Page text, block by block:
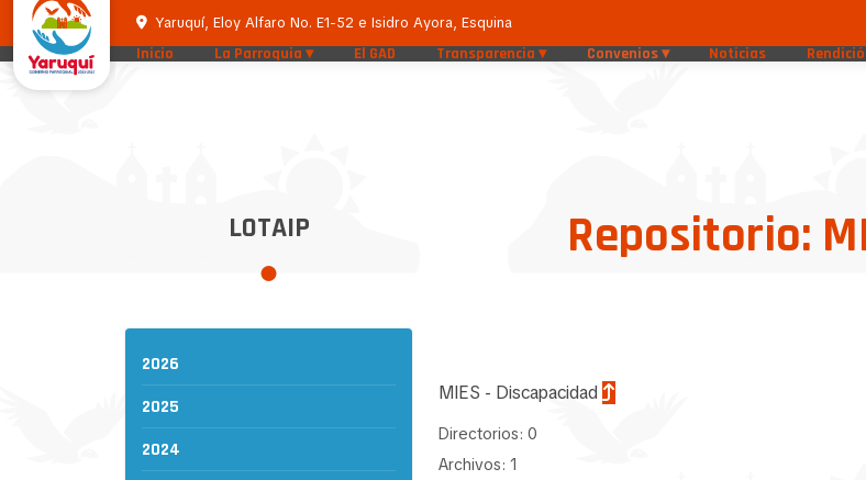
Yaruquí, Eloy Alfaro No. E1-52 e Isidro Ayora, Esquina
Inicio La Parroquia El GAD Transparencia Convenios Noticias
LOTAIP
2026
2025
2024
Repositorio:
MIES - Discapacidad
Directorios: 0
Archivos: 1